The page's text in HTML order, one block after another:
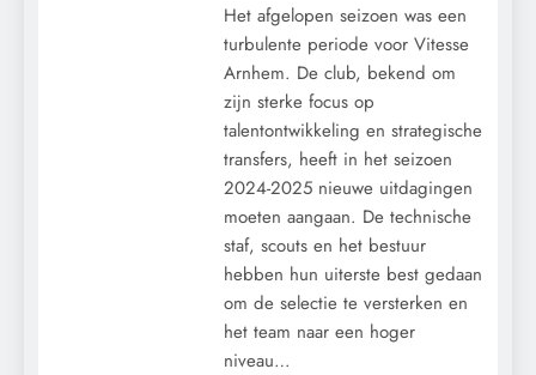
Het afgelopen seizoen was een
turbulente periode voor Vitesse
Arnhem. De club, bekend om
zijn sterke focus op
talentontwikkeling en strategische
transfers, heeft in het seizoen
2024-2025 nieuwe uitdagingen
moeten aangaan. De technische
staf, scouts en het bestuur
hebben hun uiterste best gedaan
om de selectie te versterken en
het team naar een hoger
niveau…